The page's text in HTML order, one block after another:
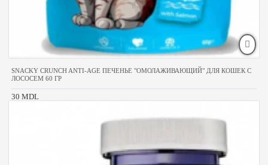
SNACKY CRUNCH ANTI-AGE ПЕЧЕНЬЕ "ОМОЛАЖИВАЮЩИЙ" ДЛЯ КОШЕК С
ЛОСОСЕМ 60 ГР
30 MDL